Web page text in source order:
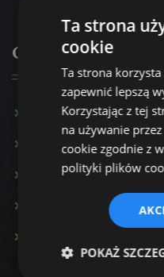
Oferta
Konsultacja
Terapia par
Terapia rodzinna
Terapia uzależnień
Ta strona
cookie
Ta strona
zapewnić lepszą
Korzystając z tej
na używanie
cookie zgodnie z
polityki plików
POKAŻ